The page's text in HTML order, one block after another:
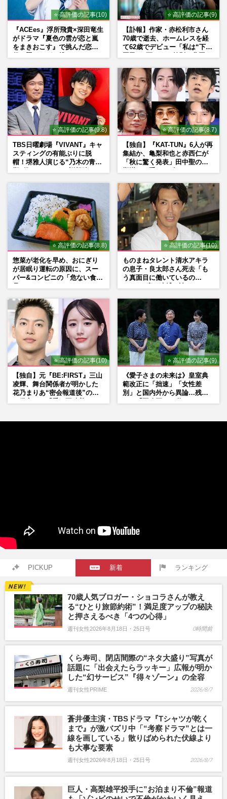
⭐ 高評価の記事(10)
『ACEes』浮所飛貴×深田竜生
がドラマ『夏色の雲が恋と嵐
をまきおこす』で挑んだ恋人
⭐ 高評価の記事(9)
【訃報】作家・赤松利市さん
70歳で逝去、ホームレスを経
て62歳でデビュー「私は“下級
⭐ 高評価の記事(9.8)
TBS日曜劇場『VIVANT』キャ
スティングの有能ぶりに脱
帽！堺雅人演じる“乃木の青年
⭐ 高評価の記事(8.7)
【独自】『KAT-TUN』6人が再
集結か、亀梨和也と赤西仁が
「秋に驚く発表」田中聖の刑
⭐ 高評価の記事(8.8)
惣菜が老化を早め、おにぎり
が居眠り運転の原因に、スー
パー&コンビニの「危ない食
⭐ 高評価の記事(10)
ものまねタレント清水アキラ
の息子・良太郎さん死去「も
う真面目に働いているの
⭐ 高評価の記事(10)
【独自】元『BE:FIRST』三山
凌輝、舞台関係者が明かした
花乃まりあ“密会報道後”の呆
⭐ 高評価の記事(9)
《愛子さまの未来は》皇室典
範改正に「拙速」「女性差
別」と国内外から異論…残さ
PICKUP 新着 ランキング
70歳人気ブロガー・ショコラさんが教え
る“ひとり旅節約術”！満足度アップの秘訣
と押さえるべき「4つの心得」
週刊女性2026年8月18日・25日号 0時間前
くら寿司、閉店間際の“ネタ大盛り”写真が
話題に「出会えたらラッキー」広報が明か
した“幻サービス”『得々ゾーン』の全容
週刊女性PRIME 2026/8/7
蒼井優主演・TBSドラマ『Tシャツが乾く
まで』が激バズリ中「“考察ドラマ”とは一
線を画している」散りばめられた伏線より
も大事な要素
週刊女性2026年8月18日・25日号 2026/8/7
巨人・高梨雄平投手に”お泊まり不倫”報道